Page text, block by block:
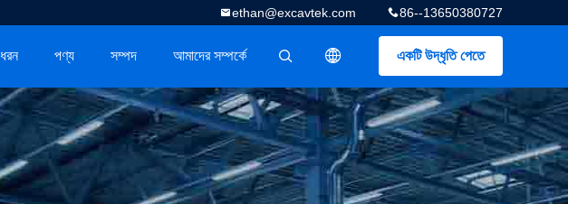
86--13650380727
ethan@excavtek.com
একটি উদ্ধৃতি পেতে
描述
ধরন পণ্য সম্পদ আমাদের সম্পর্কে